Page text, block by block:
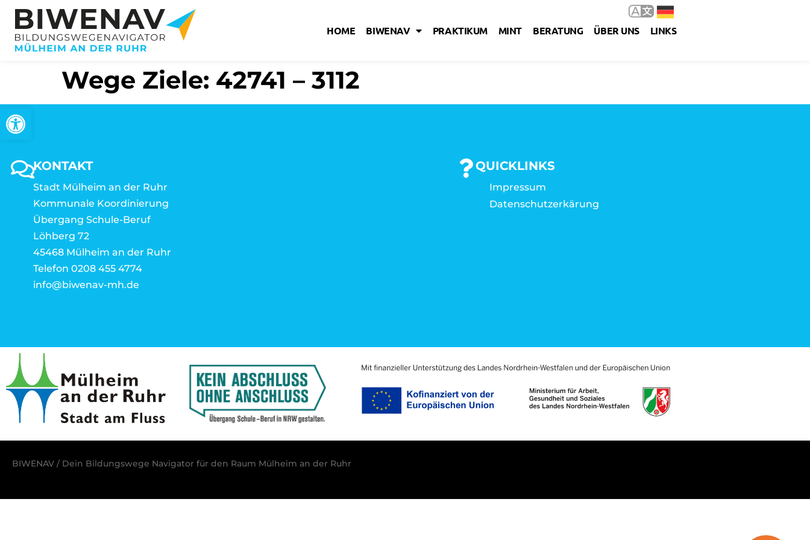
Open toolbar
HOME BIWENAV PRAKTIKUM MINT BERATUNG ÜBER UNS LINKS
Wege Ziele: 42741 – 3112
KONTAKT
Stadt Mülheim an der Ruhr
Kommunale Koordinierung
Übergang Schule-Beruf
Löhberg 72
45468 Mülheim an der Ruhr
Telefon 0208 455 4774
info@biwenav-mh.de
QUICKLINKS
Impressum
Datenschutzerkärung
BIWENAV / Dein Bildungswege Navigator für den Raum Mülheim an der Ruhr